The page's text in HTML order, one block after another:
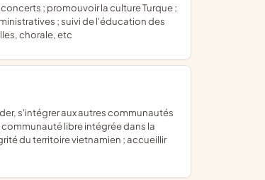
; suivi de l'éducation des
chorale, etc
libre intégrée dans la
du territoire vietnamien ; accueillir